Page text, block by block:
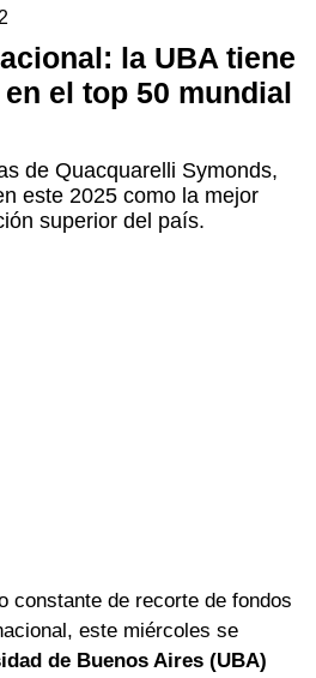
la UBA tiene
el top 50 mundial
de Quacquarelli Symonds,
este 2025 como la mejor
superior del país.
constante de recorte de fondos
este miércoles se
de Buenos Aires (UBA)